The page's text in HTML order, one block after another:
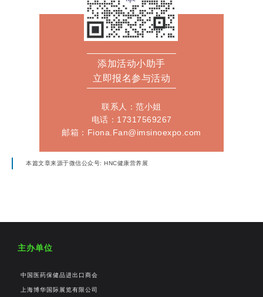
添加活动小助手
立即报名参与活动
联系人：范小姐
电话：17317569267
邮箱：Fiona.Fan@imsinoexpo.com
本篇文章来源于微信公众号: HNC健康营养展
主办单位
中国医药保健品进出口商会
上海博华国际展览有限公司